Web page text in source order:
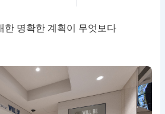
한 명확한 계획이 무엇보다